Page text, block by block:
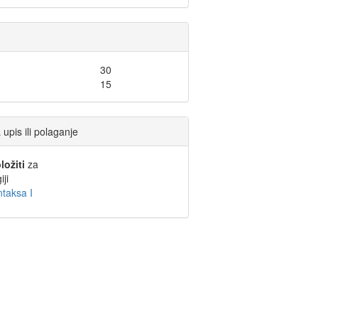
30
15
ili polaganje
za
I